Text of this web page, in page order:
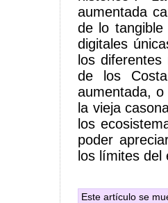
aumentada
de lo tangible
digitales
los
de los
aumentada,
la vieja
los
poder
los límites del
Este artículo se